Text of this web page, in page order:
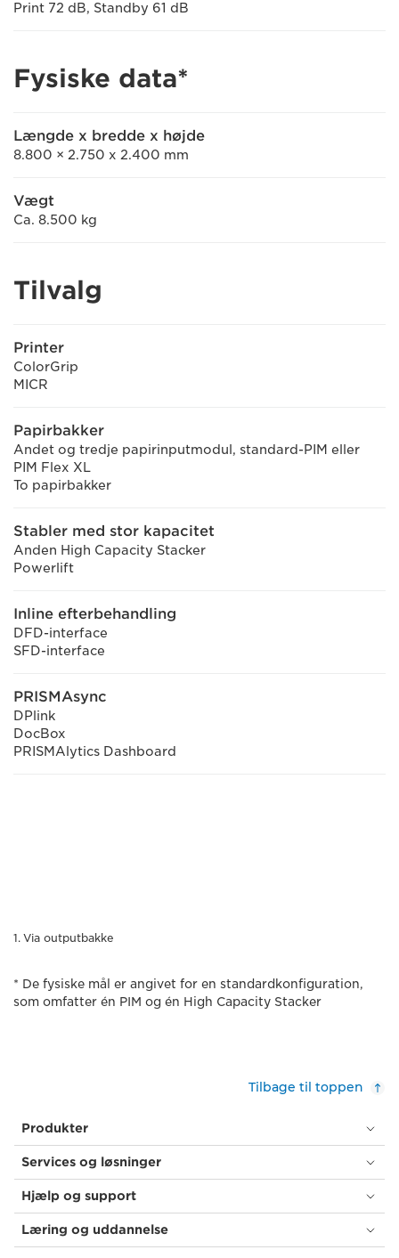
Print 72 dB, Standby 61 dB
Fysiske data*
Længde x bredde x højde
8.800 × 2.750 x 2.400 mm
Vægt
Ca. 8.500 kg
Tilvalg
Printer
ColorGrip
MICR
Papirbakker
Andet og tredje papirinputmodul, standard-PIM eller
PIM Flex XL
To papirbakker
Stabler med stor kapacitet
Anden High Capacity Stacker
Powerlift
Inline efterbehandling
DFD-interface
SFD-interface
PRISMAsync
DPlink
DocBox
PRISMAlytics Dashboard
Via outputbakke
* De fysiske mål er angivet for en standardkonfiguration,
som omfatter én PIM og én High Capacity Stacker
Tilbage til toppen
Produkter
Services og løsninger
Hjælp og support
Læring og uddannelse